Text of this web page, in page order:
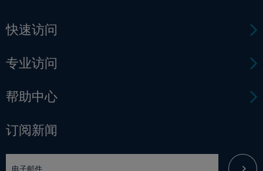
快速访问
专业访问
帮助中心
订阅新闻